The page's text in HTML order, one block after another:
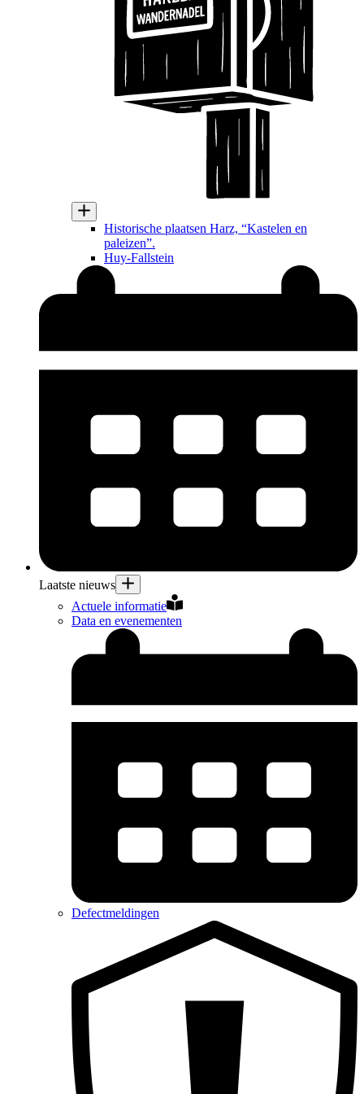
Historische plaatsen Harz, “Kastelen en
paleizen”.
Huy-Fallstein
Laatste nieuws
Actuele informatie
Data en evenementen
Defectmeldingen